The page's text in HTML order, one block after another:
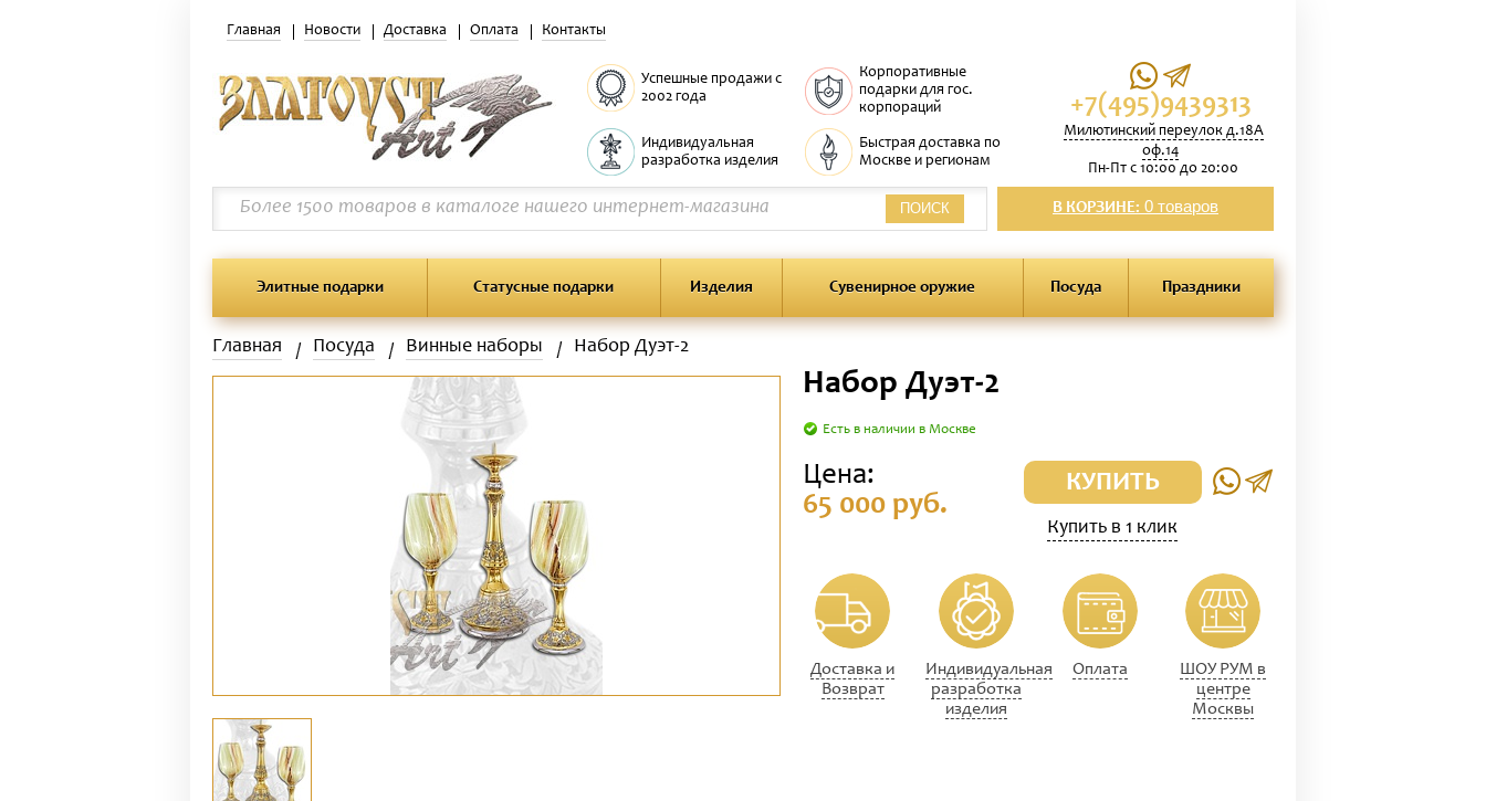
Главная Новости Доставка Оплата Контакты
+7(495)9439313
Милютинский переулок д.18А
оф.14
Пн-Пт с 10:00 до 20:00
Успешные продажи с
2002 года
Корпоративные
подарки для гос.
корпораций
Индивидуальная
разработка изделия
Быстрая доставка по
Москве и регионам
В КОРЗИНЕ: 0 товаров
ПОИСК
Элитные подарки Статусные подарки Изделия Сувенирное оружие Посуда Праздники
Главная Посуда Винные наборы Набор Дуэт-2
Набор Дуэт-2
Есть в наличии в Москве
Цена:
65 000 руб.
КУПИТЬ
Купить в 1 клик
Доставка и
Возврат
Индивидуальная
разработка
изделия
Оплата
ШОУ РУМ в
центре
Москвы